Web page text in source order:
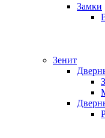
Замки
Зенит